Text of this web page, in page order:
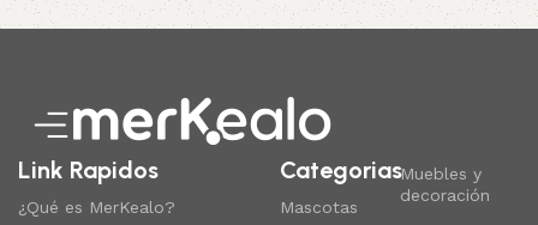
Link Rapidos
¿Qué es MerKealo?
Categorias
Mascotas
Muebles y
decoración